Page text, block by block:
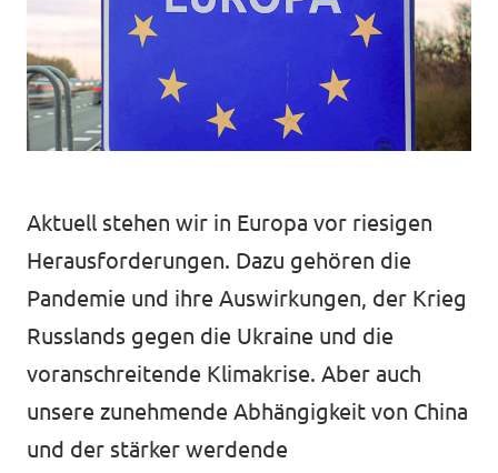
Presse
Mache bei uns mit!
Deine Spende für Volt!
Jobs bei Volt
Volt im Stadtrat Dresden
Aktuell stehen wir in Europa vor riesigen
Herausforderungen. Dazu gehören die
Pandemie und ihre Auswirkungen, der Krieg
Russlands gegen die Ukraine und die
voranschreitende Klimakrise. ​​Aber auch
unsere zunehmende Abhängigkeit von China
und der stärker werdende